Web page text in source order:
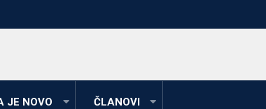
JE NOVO ČLANOVI